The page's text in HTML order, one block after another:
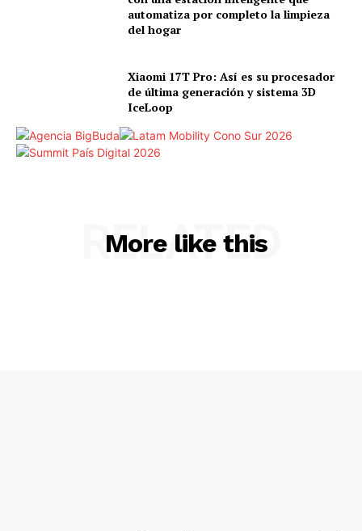
automatiza por completo la limpieza
del hogar
Xiaomi 17T Pro: Así es su procesador
de última generación y sistema 3D
IceLoop
More like this
RELATED